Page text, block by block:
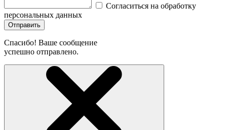
Согласиться на обработку
персональных данных
Отправить
Спасибо! Ваше сообщение
успешно отправлено.